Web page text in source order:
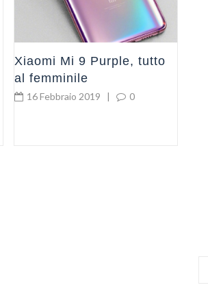
Xiaomi Mi 9 Purple, tutto
al femminile
16 Febbraio 2019 | 0